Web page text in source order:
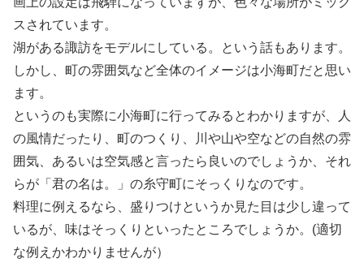
スされています。
湖がある諏訪をモデルにしている。という話もあります。
しかし、町の雰囲気など全体のイメージは小海町だと思い
ます。
というのも実際に小海町に行ってみるとわかりますが、人
の風情だったり、町のつくり、川や山や空などの自然の雰
囲気、あるいは空気感と言ったら良いのでしょうか、それ
らが「君の名は。」の糸守町にそっくりなのです。
料理に例えるなら、盛りつけというか見た目は少し違って
いるが、味はそっくりといったところでしょうか。(適切
な例えかわかりませんが）